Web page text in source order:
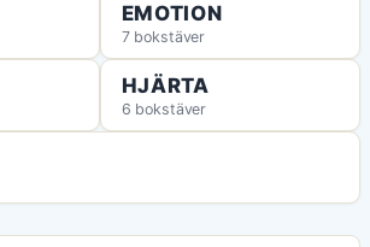
EMOTION
7 bokstäver
HJÄRTA
6 bokstäver